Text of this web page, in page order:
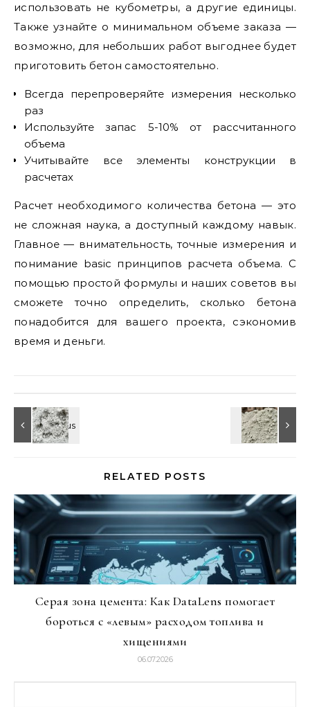
использовать не кубометры, а другие единицы.
Также узнайте о минимальном объеме заказа —
возможно, для небольших работ выгоднее будет
приготовить бетон самостоятельно.
Всегда перепроверяйте измерения несколько
раз
Используйте запас 5-10% от рассчитанного
объема
Учитывайте все элементы конструкции в
расчетах
Расчет необходимого количества бетона — это
не сложная наука, а доступный каждому навык.
Главное — внимательность, точные измерения и
понимание basic принципов расчета объема. С
помощью простой формулы и наших советов вы
сможете точно определить, сколько бетона
понадобится для вашего проекта, сэкономив
время и деньги.
RELATED POSTS
Серая зона цемента: Как DataLens помогает
бороться с «левым» расходом топлива и
хищениями
06.07.2026